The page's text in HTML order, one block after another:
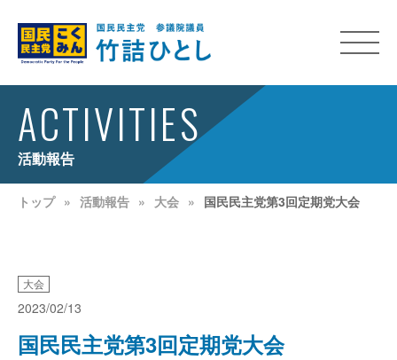
ACTIVITIES
活動報告
トップ 活動報告 大会 国民民主党第3回定期党大会
大会
2023/02/13
国民民主党第3回定期党大会